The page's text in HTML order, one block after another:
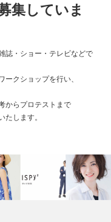
集していま
誌・ショー・テレビなどで
ークショップを行い、
からプロテストまで
たします。